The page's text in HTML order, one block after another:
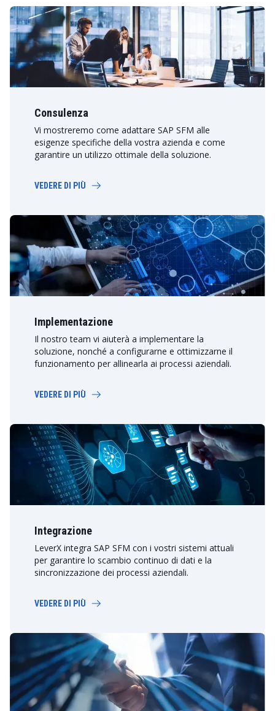
Consulenza
Vi mostreremo come adattare SAP SFM alle
esigenze specifiche della vostra azienda e come
garantire un utilizzo ottimale della soluzione.
VEDERE DI PIÙ
Implementazione
Il nostro team vi aiuterà a implementare la
soluzione, nonché a configurarne e ottimizzarne il
funzionamento per allinearla ai processi aziendali.
VEDERE DI PIÙ
Integrazione
LeverX integra SAP SFM con i vostri sistemi attuali
per garantire lo scambio continuo di dati e la
sincronizzazione dei processi aziendali.
VEDERE DI PIÙ